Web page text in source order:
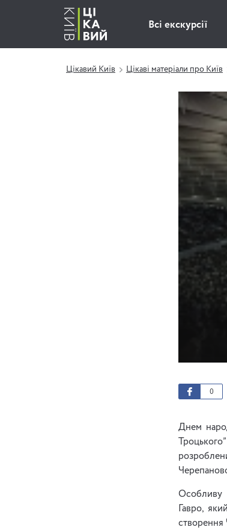
Всі екскурсії
Цікавий Київ Цікаві матеріали про Київ
0
Днем
Особливу
Гавро,
створення